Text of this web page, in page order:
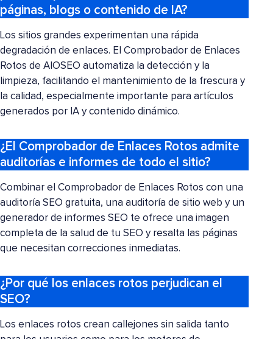
páginas, blogs o contenido de IA?
Los sitios grandes experimentan una rápida
degradación de enlaces. El Comprobador de Enlaces
Rotos de AIOSEO automatiza la detección y la
limpieza, facilitando el mantenimiento de la frescura y
la calidad, especialmente importante para artículos
generados por IA y contenido dinámico.
¿El Comprobador de Enlaces Rotos admite
auditorías e informes de todo el sitio?
Combinar el Comprobador de Enlaces Rotos con una
auditoría SEO gratuita, una auditoría de sitio web y un
generador de informes SEO te ofrece una imagen
completa de la salud de tu SEO y resalta las páginas
que necesitan correcciones inmediatas.
¿Por qué los enlaces rotos perjudican el
SEO?
Los enlaces rotos crean callejones sin salida tanto